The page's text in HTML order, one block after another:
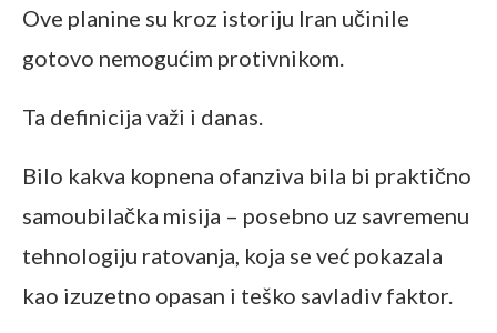
Ove planine su kroz istoriju Iran učinile
gotovo nemogućim protivnikom.
Ta definicija važi i danas.
Bilo kakva kopnena ofanziva bila bi praktično
samoubilačka misija – posebno uz savremenu
tehnologiju ratovanja, koja se već pokazala
kao izuzetno opasan i teško savladiv faktor.